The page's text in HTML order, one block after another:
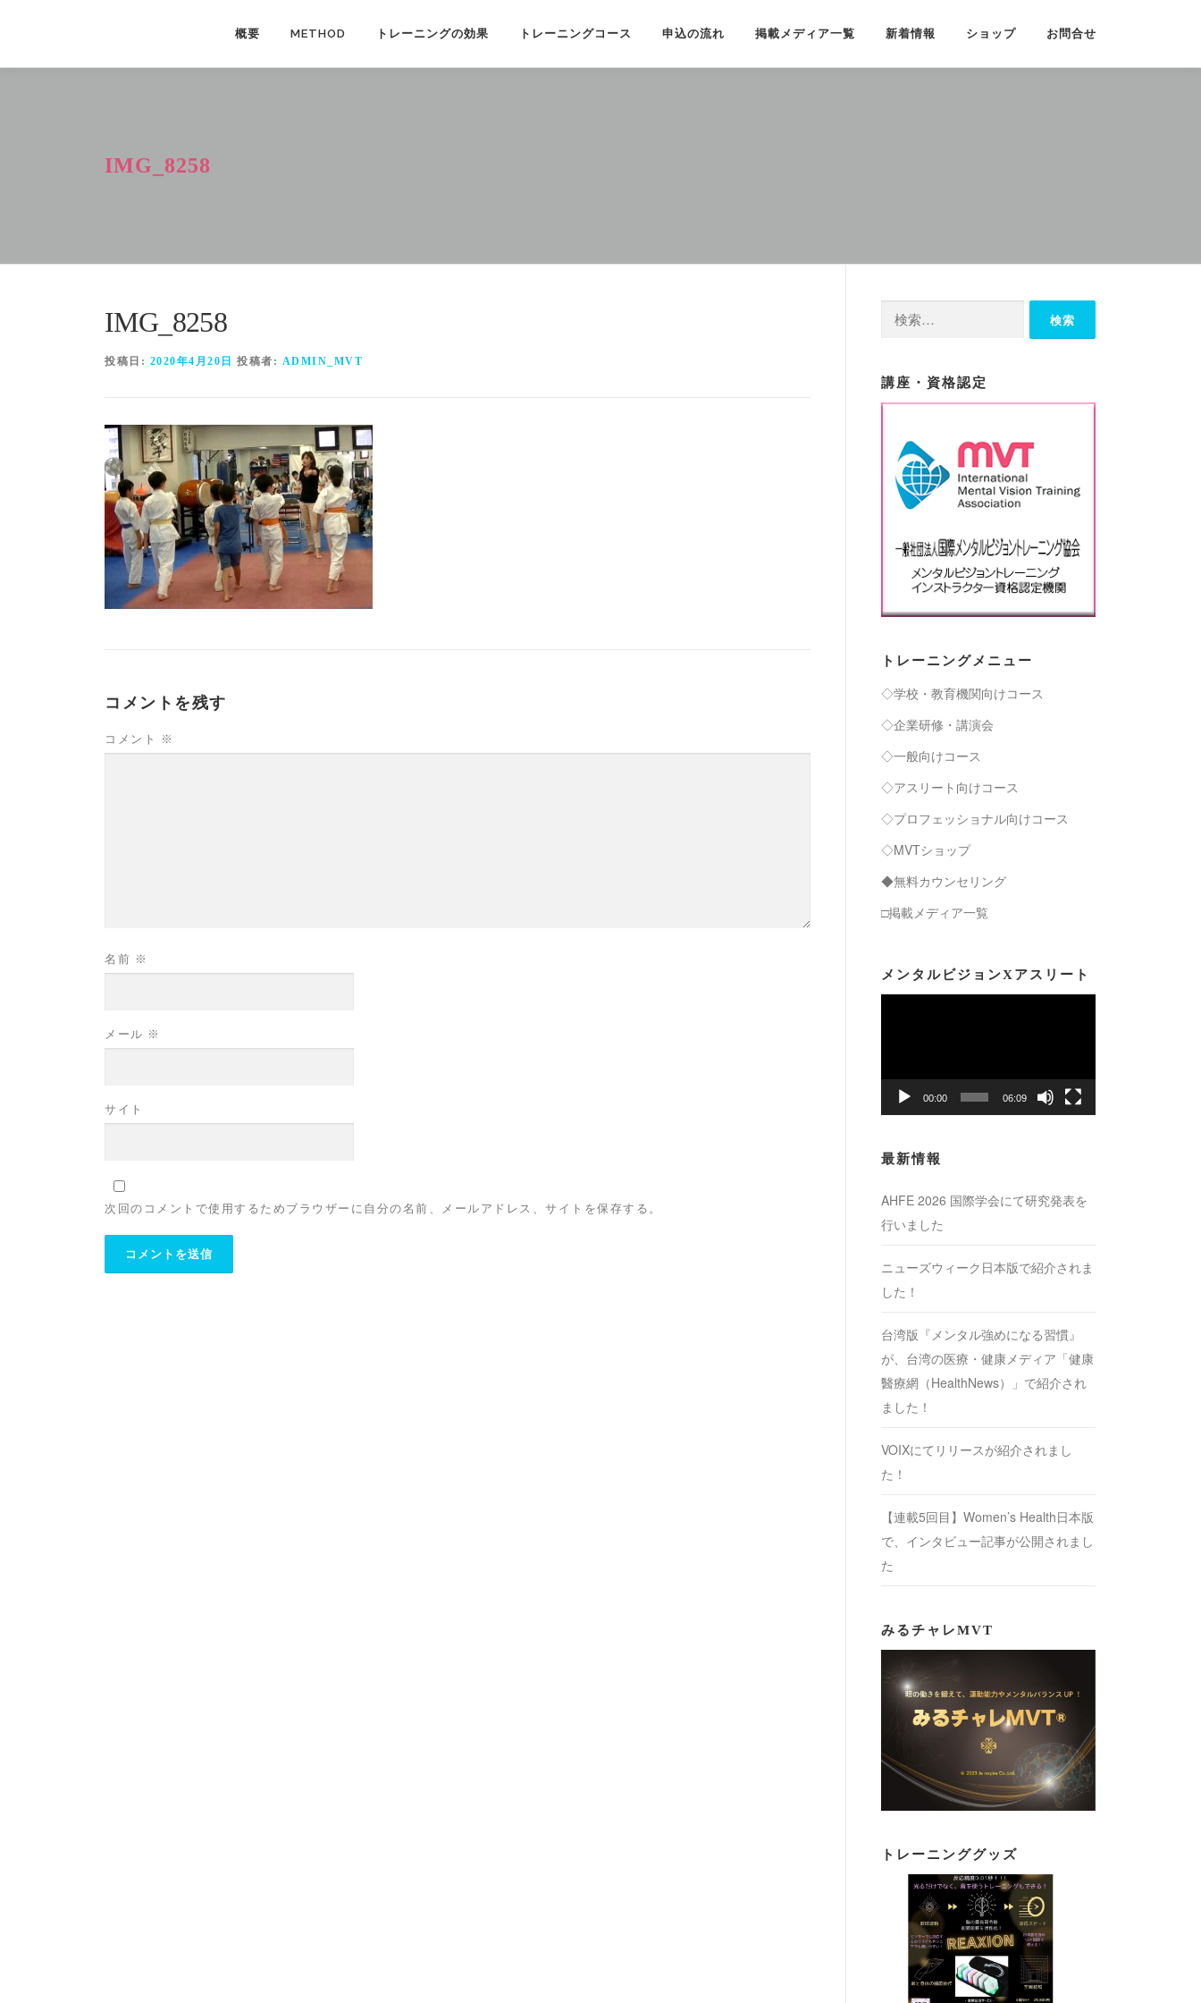
概要 METHOD トレーニングの効果 トレーニングコース 申込の流れ 掲載メディア一覧 新着情報 ショップ お問合せ
IMG_8258
IMG_8258
投稿日: 2020年4月20日 投稿者: ADMIN_MVT
コメントを残す
コメント ※
名前 ※
メール ※
サイト
次回のコメントで使用するためブラウザーに自分の名前、メールアドレス、サイトを保存する。
講座・資格認定
トレーニングメニュー
◇学校・教育機関向けコース
◇企業研修・講演会
◇一般向けコース
◇アスリート向けコース
◇プロフェッショナル向けコース
◇MVTショップ
◆無料カウンセリング
□掲載メディア一覧
メンタルビジョンXアスリート
レ
ー
00:00 06:09
最新情報
AHFE 2026 国際学会にて研究発表を
行いました
ニューズウィーク日本版で紹介されま
した！
台湾版『メンタル強めになる習慣』
が、台湾の医療・健康メディア「健康
醫療網（HealthNews）」で紹介され
ました！
VOIXにてリリースが紹介されまし
た！
【連載5回目】Women’s Health日本版
で、インタビュー記事が公開されまし
た
みるチャレMVT
トレーニンググッズ